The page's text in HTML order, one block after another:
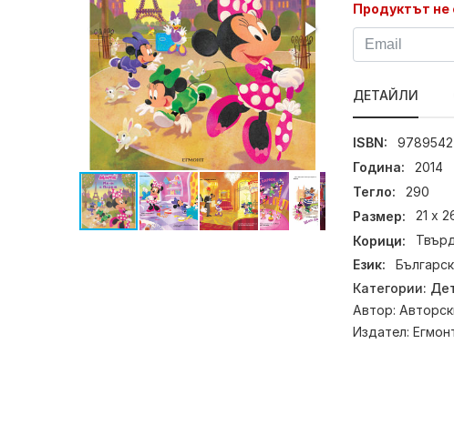
Продуктът не
ДЕТАЙЛИ
ISBN:
Година:
2014
Тегло:
290
Размер:
21 х
Корици:
Език:
Категории:
Автор:
Издател: